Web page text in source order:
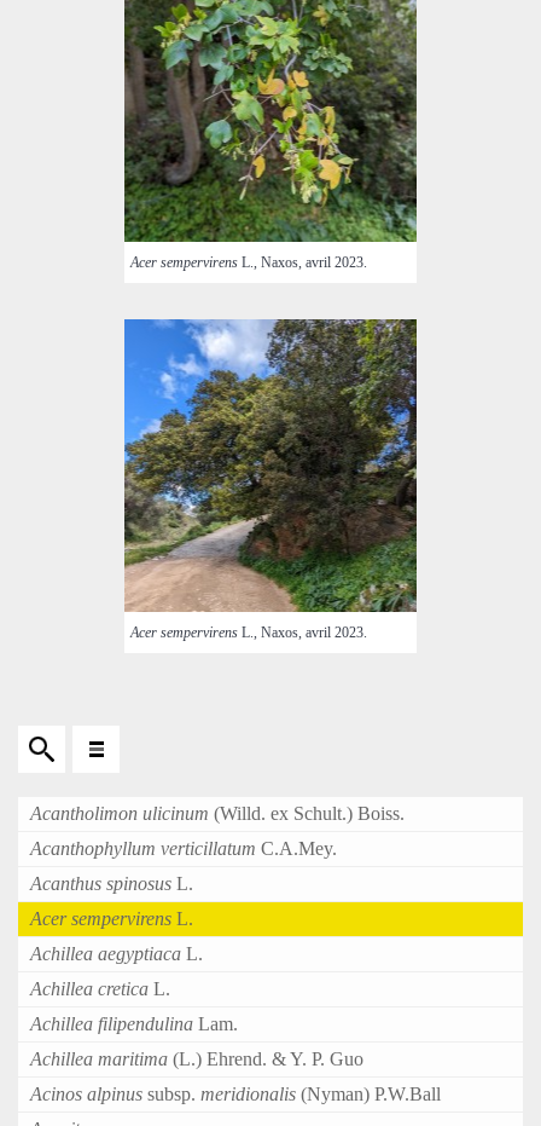
Acer sempervirens L., Naxos, avril 2023.
Acer sempervirens L., Naxos, avril 2023.
Acantholimon ulicinum (Willd. ex Schult.) Boiss.
Acanthophyllum verticillatum C.A.Mey.
Acanthus spinosus L.
Acer sempervirens L.
Achillea aegyptiaca L.
Achillea cretica L.
Achillea filipendulina Lam.
Achillea maritima (L.) Ehrend. & Y. P. Guo
Acinos alpinus subsp. meridionalis (Nyman) P.W.Ball